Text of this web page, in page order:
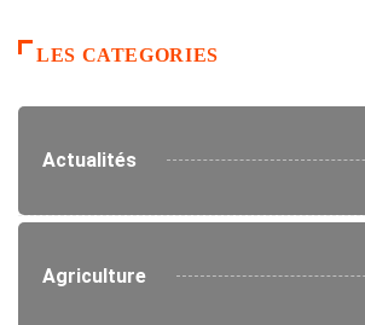
LES CATEGORIES
Actualités
Agriculture